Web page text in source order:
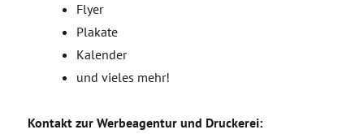
Flyer
Plakate
Kalender
und vieles mehr!
Kontakt zur Werbeagentur und Druckerei: